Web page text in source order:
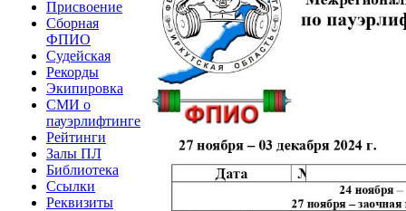
Присвоение
Сборная
ФПИО
Судейская
Рекорды
Экипировка
СМИ о
пауэрлифтинге
Рейтинги
Залы ПЛ
Библиотека
Ссылки
Реквизиты